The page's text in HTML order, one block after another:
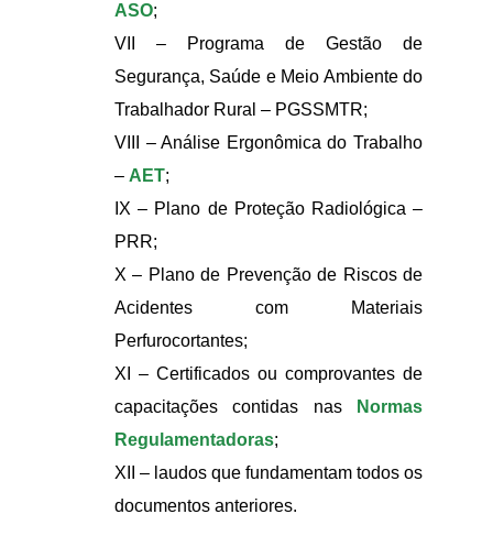
ASO;
VII – Programa de Gestão de
Segurança, Saúde e Meio Ambiente do
Trabalhador Rural – PGSSMTR;
VIII – Análise Ergonômica do Trabalho
– AET;
IX – Plano de Proteção Radiológica –
PRR;
X – Plano de Prevenção de Riscos de
Acidentes com Materiais
Perfurocortantes;
XI – Certificados ou comprovantes de
capacitações contidas nas
Normas
Regulamentadoras;
XII – laudos que fundamentam todos os
documentos anteriores.